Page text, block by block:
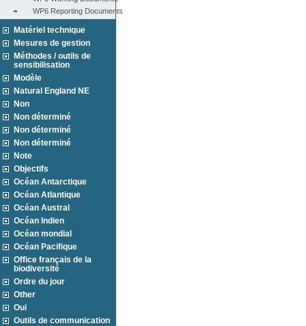
WP6 Reporting Documents
Matériel technique
Mesures de gestion
Méthodes / outils de
sensibilisation
Modèle
Natural England NE
Non
Non déterminé
Non déterminé
Non déterminé
Note
Objectifs
Océan Antarctique
Océan Atlantique
Océan Austral
Océan Indien
Océan mondial
Océan Pacifique
Office français de la
biodiversité
Ordre du jour
Other
Oui
Outils de communication